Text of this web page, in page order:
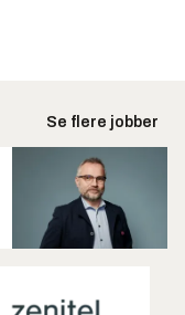
Se flere jobber